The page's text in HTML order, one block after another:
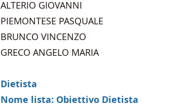
ALTERIO GIOVANNI
PIEMONTESE PASQUALE
BRUNCO VINCENZO
GRECO ANGELO MARIA
Dietista
Nome lista: Obiettivo Dietista